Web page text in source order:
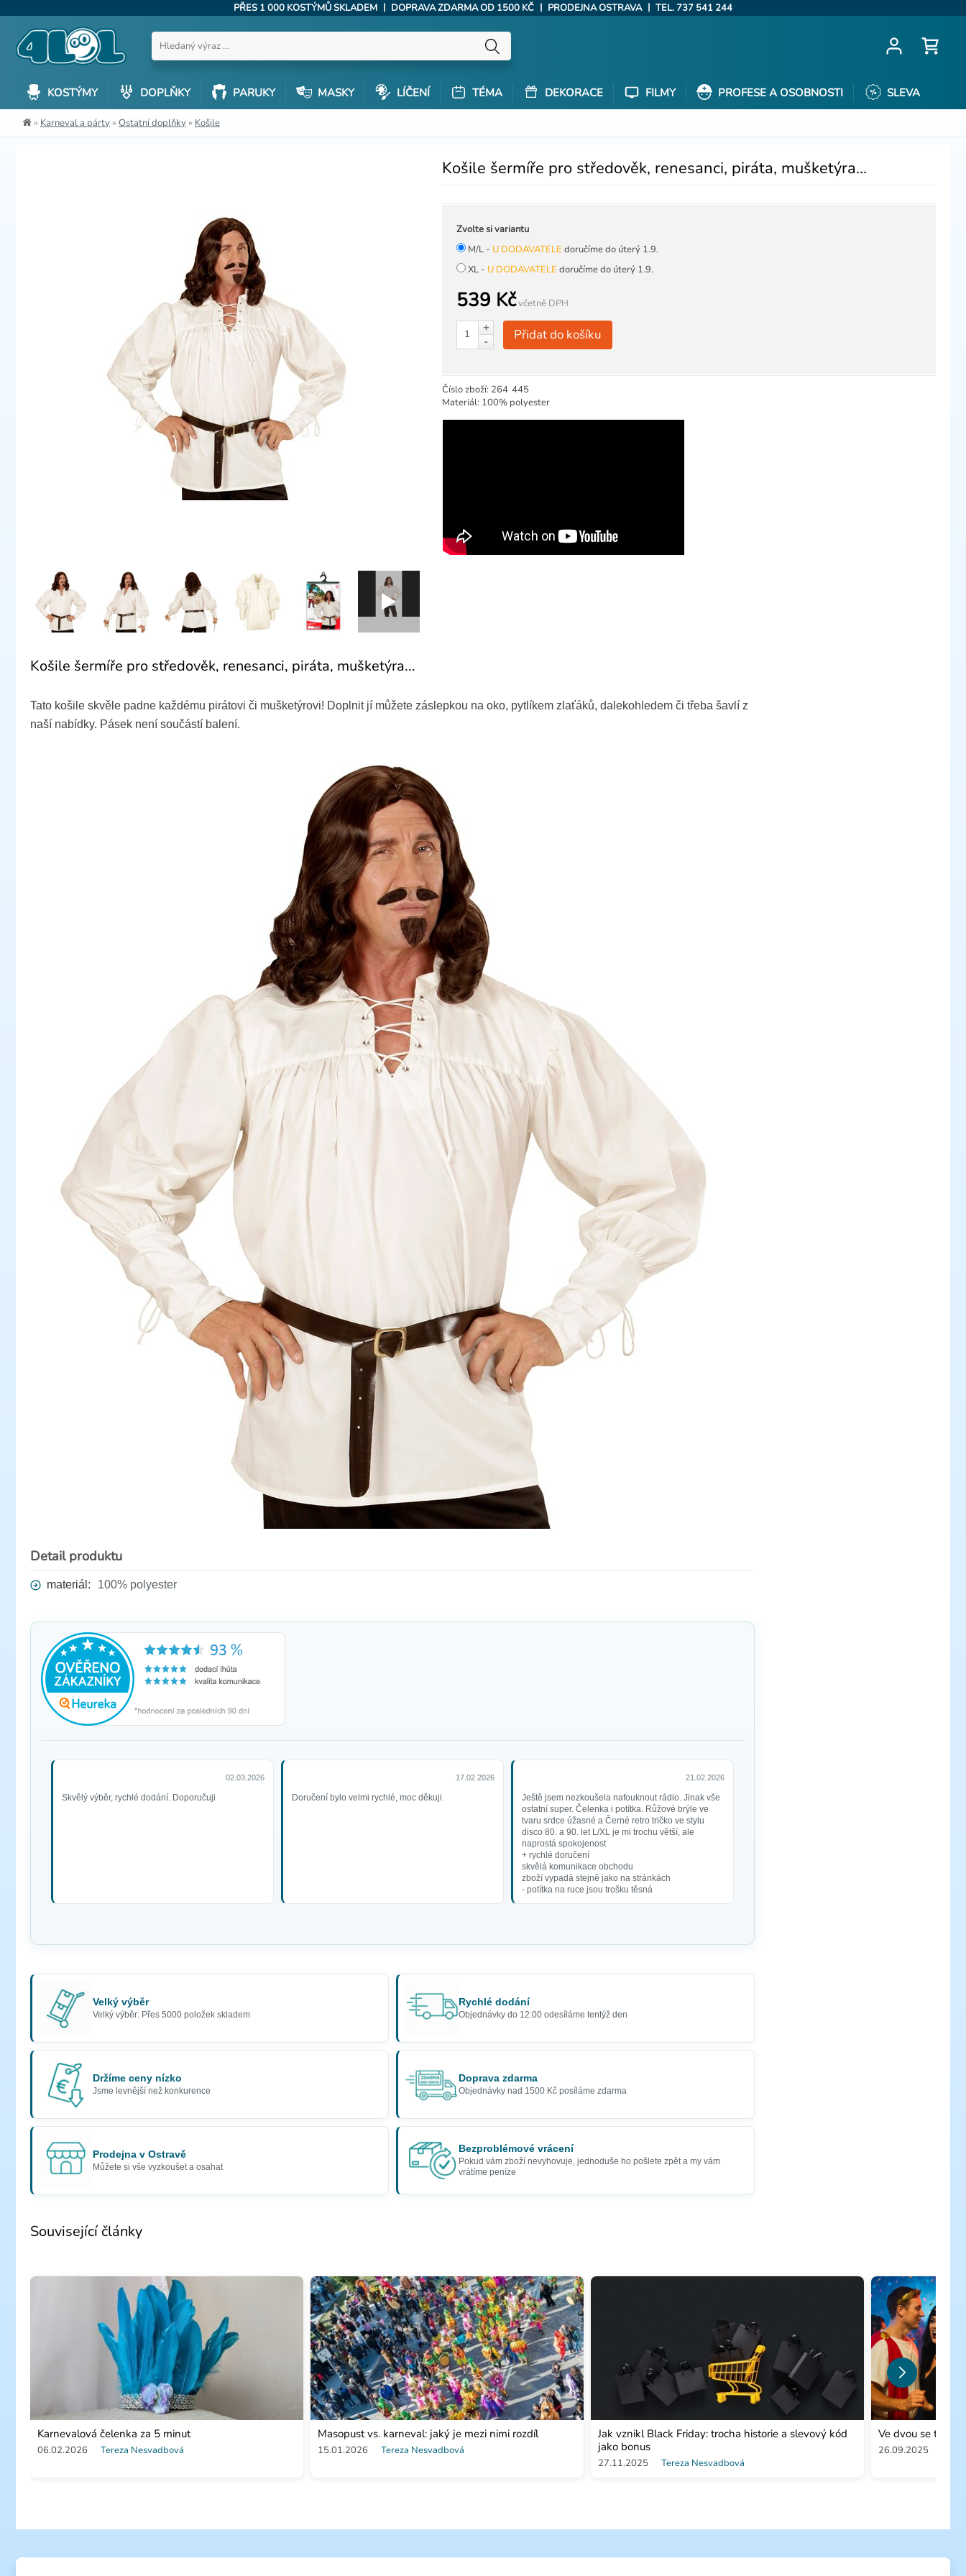
PŘES 1 000 KOSTÝMŮ SKLADEM | DOPRAVA ZDARMA OD 1500 KČ | PRODEJNA OSTRAVA | TEL. 737 541 244
KOSTÝMY DOPLŇKY PARUKY MASKY LÍČENÍ TÉMA DEKORACE FILMY PROFESE A OSOBNOSTI SLEVA
» Karneval a párty » Ostatní doplňky » Košile
Košile šermíře pro středověk, renesanci, piráta, mušketýra...
Zvolte si variantu
M/L - U DODAVATELEdoručíme do úterý 1.9.
XL - U DODAVATELEdoručíme do úterý 1.9.
539 Kčvčetně DPH
+
-
Přidat do košíku
Číslo zboží: 264 445
Materiál: 100% polyester
Košile šermíře pro středověk, renesanci, piráta, mušketýra...
Tato košile skvěle padne každému pirátovi či mušketýrovi! Doplnit jí můžete záslepkou na oko, pytlíkem zlaťáků, dalekohledem či třeba šavlí z
naší nabídky. Pásek není součástí balení.
Detail produktu
materiál: 100% polyester
02.03.2026
Skvělý výběr, rychlé dodání. Doporučuji
17.02.2026
Doručení bylo velmi rychlé, moc děkuji.
21.02.2026
Ještě jsem nezkoušela nafouknout rádio. Jinak vše
ostatní super. Čelenka i potítka. Růžové brýle ve
tvaru srdce úžasné a Černé retro tričko ve stylu
disco 80. a 90. let L/XL je mi trochu větší, ale
naprostá spokojenost
+ rychlé doručení
skvělá komunikace obchodu
zboží vypadá stejně jako na stránkách
- potítka na ruce jsou trošku těsná
Velký výběr
Velký výběr: Přes 5000 položek skladem
Rychlé dodání
Objednávky do 12:00 odesíláme tentýž den
Držíme ceny nízko
Jsme levnější než konkurence
Doprava zdarma
Objednávky nad 1500 Kč posíláme zdarma
Prodejna v Ostravě
Můžete si vše vyzkoušet a osahat
Bezproblémové vrácení
Pokud vám zboží nevyhovuje, jednoduše ho pošlete zpět a my vám
vrátíme peníze
Související články
Karnevalová čelenka za 5 minut
06.02.2026 Tereza Nesvadbová
Masopust vs. karneval: jaký je mezi nimi rozdíl
15.01.2026 Tereza Nesvadbová
Jak vznikl Black Friday: trocha historie a slevový kód
jako bonus
27.11.2025 Tereza Nesvadbová
Ve dvou se to
26.09.2025